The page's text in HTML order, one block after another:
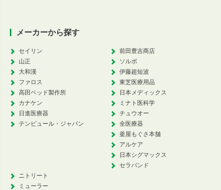
メーカーから探す
セイリン
山正
大和漢
ファロス
高田ベッド製作所
カナケン
日進医療器
テンピュール・ジャパン
前田豊吉商店
ソルボ
伊藤超短波
東芝医療用品
日本メディックス
ミナト医科学
チュウオー
全医療器
釜屋もぐさ本舗
アルケア
日本シグマックス
セラバンド
ニトリート
ミューラー